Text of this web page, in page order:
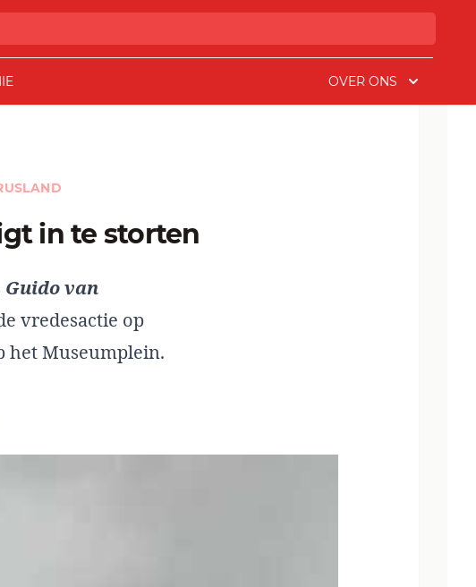
OVER ONS
in te storten
Guido van
vredesactie op
het Museumplein.